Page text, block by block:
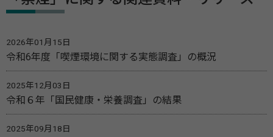
2026年01月15日
令和6年度「喫煙環境に関する実態調査」の概況
2025年12月03日
令和６年「国民健康・栄養調査」の結果
2025年09月18日